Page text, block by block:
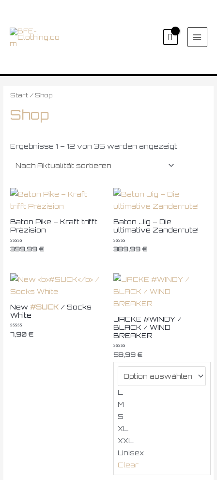
springen
Start / Shop
Shop
Ergebnisse 1 – 12 von 35 werden angezeigt
Nach
Baton Pike – Kraft trifft
Präzision
Bewertet
399,99 €
Baton Jig – Die
ultimative Zanderrute!
Bewertet
389,99 €
New #SUCK / Socks
White
Bewertet
mit
7,90 €
JACKE #WINDY /
BLACK / WIND
BREAKER
Bewertet
58,99 €
L
M
S
XL
XXL
Unisex
Clear